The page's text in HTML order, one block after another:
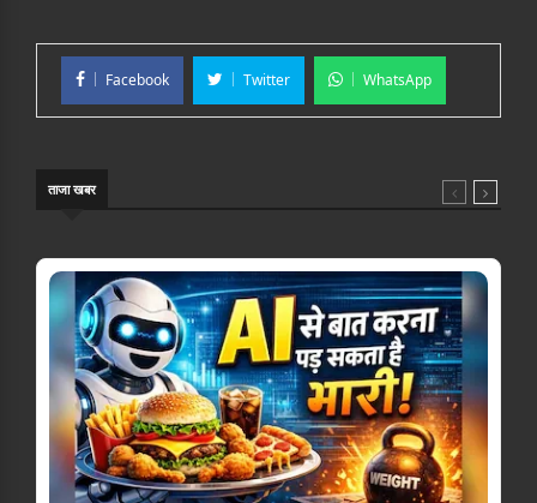
Facebook Twitter WhatsApp
ताजा खबर